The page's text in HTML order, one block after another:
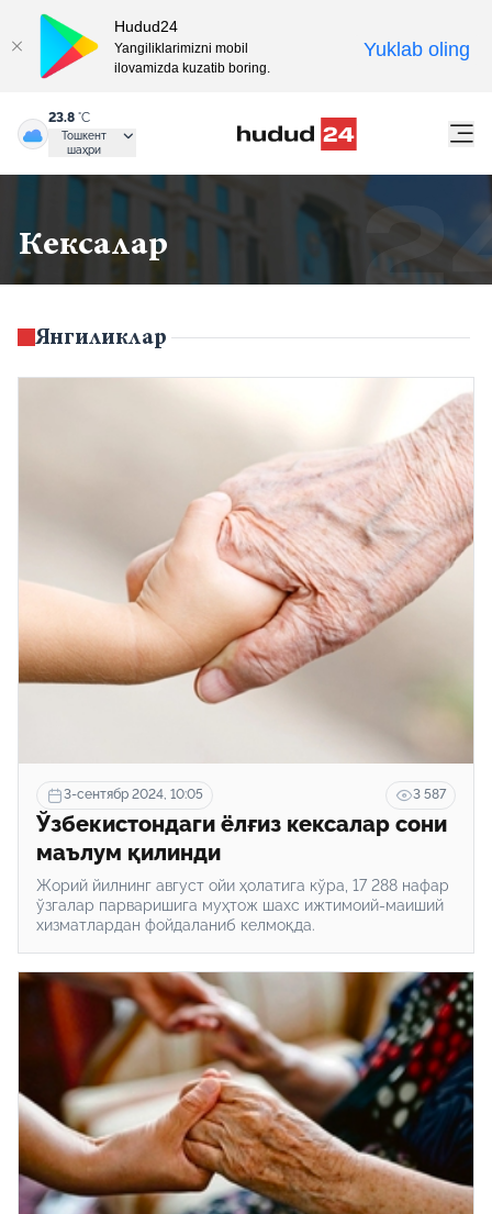
23.8 °C
Тошкент
шаҳри
Кексалар
Янгиликлар
3-сентябр 2024, 10:05 3 587
Ўзбекистондаги ёлғиз кексалар сони
маълум қилинди
Жорий йилнинг август ойи ҳолатига кўра, 17 288 нафар
ўзгалар парваришига муҳтож шахс ижтимоий-маиший
хизматлардан фойдаланиб келмоқда.
Hudud24
Yangiliklarimizni mobil
ilovamizda kuzatib boring.
Yuklab oling